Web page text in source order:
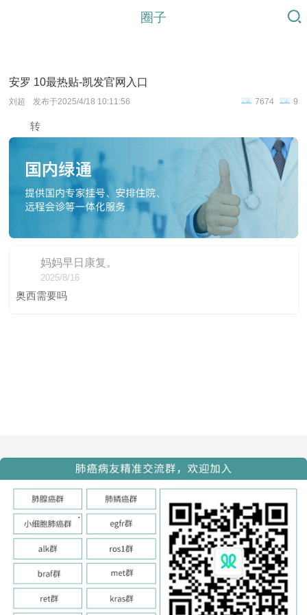
圈子
安罗 10最热贴-凯发官网入口
刘超 发布于2025/4/18 10:11:56 9
7674
转
妈妈早日康复。
2025/8/16
奥西需要吗